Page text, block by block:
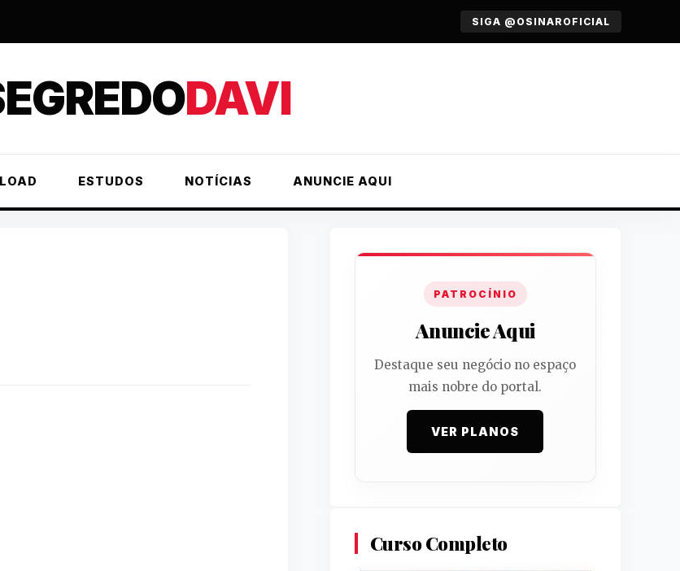
SIGA @OSINAROFICIAL
DAVI
ESTUDOS NOTÍCIAS ANUNCIE AQUI
PATROCÍNIO
Anuncie Aqui
Destaque seu negócio no espaço
mais nobre do portal.
VER PLANOS
Curso Completo